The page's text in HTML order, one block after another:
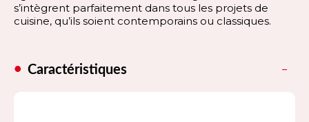
s’intègrent parfaitement dans tous les projets de
cuisine, qu’ils soient contemporains ou classiques.
Caractéristiques